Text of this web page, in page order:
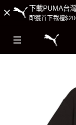
下載PUMA台
即獲首下載禮